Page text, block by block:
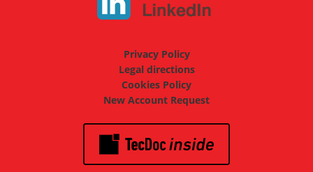
Privacy Policy
Legal directions
Cookies Policy
New Account Request